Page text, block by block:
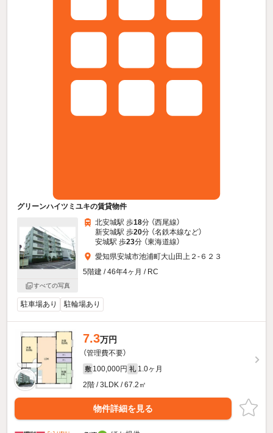
グリーンハイツミユキの賃貸物件
すべての写真
北安城駅 歩18分 （西尾線）
新安城駅 歩20分 （名鉄本線など）
安城駅 歩23分 （東海道線）
愛知県安城市池浦町大山田上２-６２３
5階建 / 46年4ヶ月 / RC
駐車場あり 駐輪場あり
7.3万円
（管理費不要）
敷 100,000円 礼 1.0ヶ月
2階 / 3LDK / 67.2㎡
物件詳細を見る